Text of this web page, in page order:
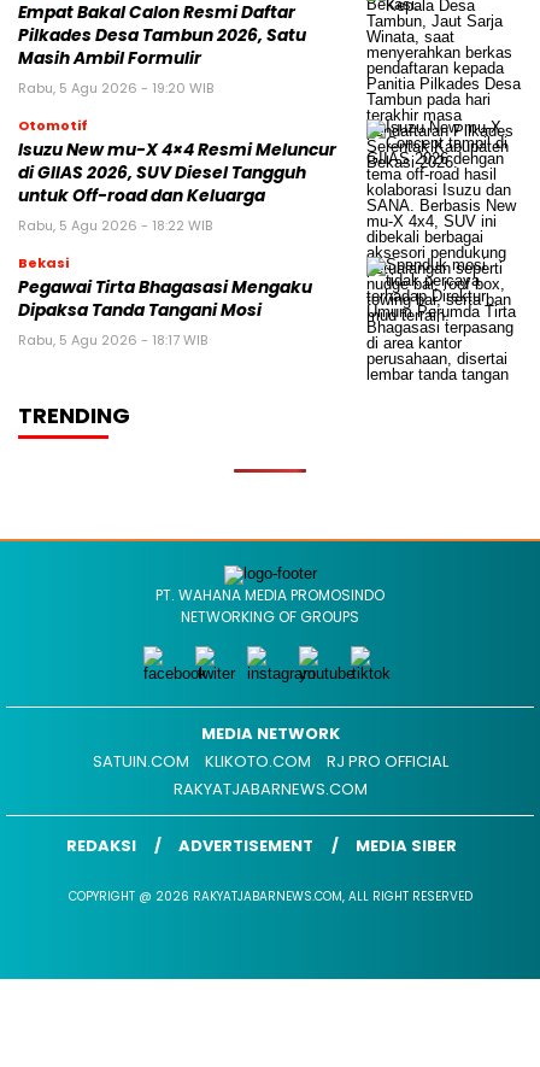
Empat Bakal Calon Resmi Daftar
Pilkades Desa Tambun 2026, Satu
Masih Ambil Formulir
Rabu, 5 Agu 2026 - 19:20 WIB
Otomotif
Isuzu New mu-X 4×4 Resmi Meluncur
di GIIAS 2026, SUV Diesel Tangguh
untuk Off-road dan Keluarga
Rabu, 5 Agu 2026 - 18:22 WIB
Bekasi
Pegawai Tirta Bhagasasi Mengaku
Dipaksa Tanda Tangani Mosi
Rabu, 5 Agu 2026 - 18:17 WIB
TRENDING
PT. WAHANA MEDIA PROMOSINDO
NETWORKING OF GROUPS
MEDIA NETWORK
SATUIN.COM
KLIKOTO.COM
RJ PRO OFFICIAL
RAKYATJABARNEWS.COM
REDAKSI ADVERTISEMENT MEDIA SIBER
COPYRIGHT @ 2026 RAKYATJABARNEWS.COM, ALL RIGHT RESERVED